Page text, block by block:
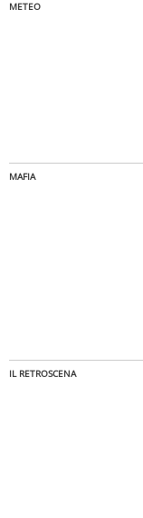
METEO
MAFIA
IL RETROSCENA